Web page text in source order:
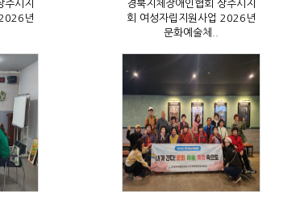
문화예술체..